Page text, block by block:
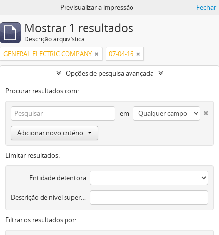
Previsualizar a impressão Fechar
Mostrar 1 resultados
Descrição arquivística
GENERAL ELECTRIC COMPANY 07-04-16
Opções de pesquisa avançada
Procurar resultados com:
em
Adicionar novo critério
Limitar resultados:
Entidade detentora
Descrição de nível superior
Filtrar os resultados por: